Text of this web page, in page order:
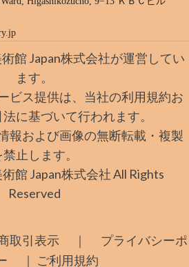
館 Japan株式会社が運営してい
ます。
ビス提供は、当社の利用規約お
に基づいて行われます。
報および画像の無断転載・複製
禁止します。
館 Japan株式会社 All Rights
Reserved
取引表示 ｜ プライバシーポ
｜ ご利用規約